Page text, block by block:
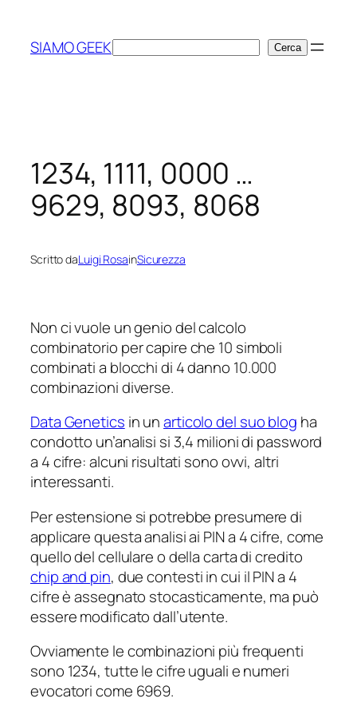
contenuto
SIAMO GEEKCerca Cerca
1234, 1111, 0000 …
9629, 8093, 8068
Scritto daLuigi RosainSicurezza
Non ci vuole un genio del calcolo
combinatorio per capire che 10 simboli
combinati a blocchi di 4 danno 10.000
combinazioni diverse.
Data Genetics in unarticolo del suo blog ha
condotto un’analisi si 3,4 milioni di password
a 4 cifre: alcuni risultati sono ovvi, altri
interessanti.
Per estensione si potrebbe presumere di
applicare questa analisi ai PIN a 4 cifre, come
quello del cellulare o della carta di credito
chip and pin, due contesti in cui il PIN a 4
cifre è assegnato stocasticamente, ma può
essere modificato dall’utente.
Ovviamente le combinazioni più frequenti
sono 1234, tutte le cifre uguali e numeri
evocatori come 6969.